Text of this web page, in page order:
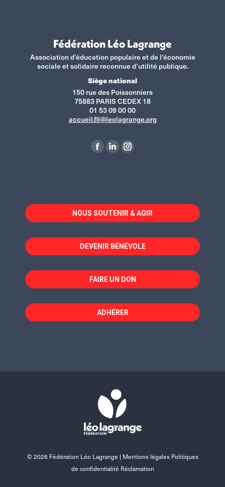
Fédération Léo Lagrange
Association d'éducation populaire et de l'économie
sociale et solidaire reconnue d’utilité publique.
Siège national
150 rue des Poissonniers
75883 PARIS CEDEX 18
01 53 09 00 00
accueil.fll@leolagrange.org
La
dans
une
fenêtre
La
dans
une
fenêtre
La
dans
une
fenêtre
NOUS SOUTENIR & AGIR
DEVENIR BÉNÉVOLE
FAIRE UN DON
ADHÉRER
© 2026 Fédération Léo Lagrange | Mentions légales Politiques
de confidentialité Réclamation